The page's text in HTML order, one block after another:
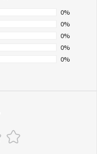
0%
0%
0%
0%
0%